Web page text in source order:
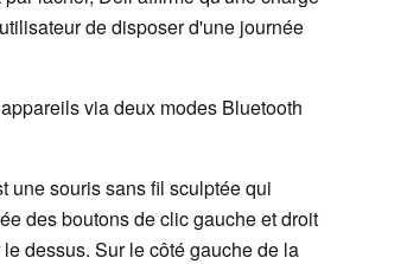
de disposer d'une journée
via deux modes Bluetooth
une souris sans fil sculptée qui
des boutons de clic gauche et droit
dessus. Sur le côté gauche de la